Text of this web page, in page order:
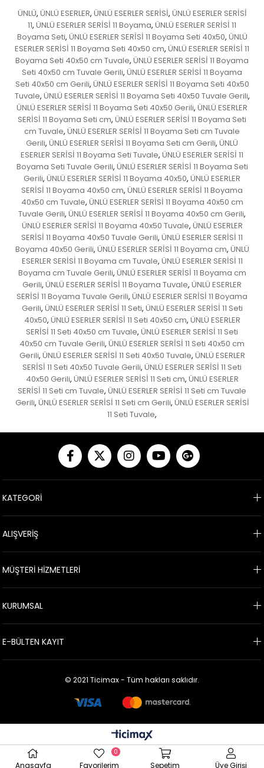
ÜNLÜ, ÜNLÜ ESERLER, ÜNLÜ ESERLER SERİSİ, ÜNLÜ ESERLER SERİSİ
11, ÜNLÜ ESERLER SERİSİ 11 Boyama, ÜNLÜ ESERLER SERİSİ 11
Boyama Seti, ÜNLÜ ESERLER SERİSİ 11 Boyama Seti 40x50, ÜNLÜ
ESERLER SERİSİ 11 Boyama Seti 40x50 cm, ÜNLÜ ESERLER SERİSİ 11
Boyama Seti 40x50 cm Tuvale, ÜNLÜ ESERLER SERİSİ 11 Boyama
Seti 40x50 cm Tuvale Gerili, ÜNLÜ ESERLER SERİSİ 11 Boyama
Seti 40x50 cm Gerili, ÜNLÜ ESERLER SERİSİ 11 Boyama Seti 40x50
Tuvale, ÜNLÜ ESERLER SERİSİ 11 Boyama Seti 40x50 Tuvale Gerili,
ÜNLÜ ESERLER SERİSİ 11 Boyama Seti 40x50 Gerili, ÜNLÜ ESERLER
SERİSİ 11 Boyama Seti cm, ÜNLÜ ESERLER SERİSİ 11 Boyama Seti
cm Tuvale, ÜNLÜ ESERLER SERİSİ 11 Boyama Seti cm Tuvale
Gerili, ÜNLÜ ESERLER SERİSİ 11 Boyama Seti cm Gerili, ÜNLÜ
ESERLER SERİSİ 11 Boyama Seti Tuvale, ÜNLÜ ESERLER SERİSİ 11
Boyama Seti Tuvale Gerili, ÜNLÜ ESERLER SERİSİ 11 Boyama Seti
Gerili, ÜNLÜ ESERLER SERİSİ 11 Boyama 40x50, ÜNLÜ ESERLER
SERİSİ 11 Boyama 40x50 cm, ÜNLÜ ESERLER SERİSİ 11 Boyama
40x50 cm Tuvale, ÜNLÜ ESERLER SERİSİ 11 Boyama 40x50 cm
Tuvale Gerili, ÜNLÜ ESERLER SERİSİ 11 Boyama 40x50 cm Gerili,
ÜNLÜ ESERLER SERİSİ 11 Boyama 40x50 Tuvale, ÜNLÜ ESERLER
SERİSİ 11 Boyama 40x50 Tuvale Gerili, ÜNLÜ ESERLER SERİSİ 11
Boyama 40x50 Gerili, ÜNLÜ ESERLER SERİSİ 11 Boyama cm, ÜNLÜ
ESERLER SERİSİ 11 Boyama cm Tuvale, ÜNLÜ ESERLER SERİSİ 11
Boyama cm Tuvale Gerili, ÜNLÜ ESERLER SERİSİ 11 Boyama cm
Gerili, ÜNLÜ ESERLER SERİSİ 11 Boyama Tuvale, ÜNLÜ ESERLER
SERİSİ 11 Boyama Tuvale Gerili, ÜNLÜ ESERLER SERİSİ 11 Boyama
Gerili, ÜNLÜ ESERLER SERİSİ 11 Seti, ÜNLÜ ESERLER SERİSİ 11 Seti
40x50, ÜNLÜ ESERLER SERİSİ 11 Seti 40x50 cm, ÜNLÜ ESERLER
SERİSİ 11 Seti 40x50 cm Tuvale, ÜNLÜ ESERLER SERİSİ 11 Seti
40x50 cm Tuvale Gerili, ÜNLÜ ESERLER SERİSİ 11 Seti 40x50 cm
Gerili, ÜNLÜ ESERLER SERİSİ 11 Seti 40x50 Tuvale, ÜNLÜ ESERLER
SERİSİ 11 Seti 40x50 Tuvale Gerili, ÜNLÜ ESERLER SERİSİ 11 Seti
40x50 Gerili, ÜNLÜ ESERLER SERİSİ 11 Seti cm, ÜNLÜ ESERLER
SERİSİ 11 Seti cm Tuvale, ÜNLÜ ESERLER SERİSİ 11 Seti cm Tuvale
Gerili, ÜNLÜ ESERLER SERİSİ 11 Seti cm Gerili, ÜNLÜ ESERLER SERİSİ
11 Seti Tuvale,
KATEGORİ
ALIŞVERİŞ
MÜŞTERİ HİZMETLERİ
KURUMSAL
E-BÜLTEN KAYIT
© 2021 Ticimax - Tüm hakları saklıdır.
Anasayfa Favorilerim
0
Sepetim Üye Girişi